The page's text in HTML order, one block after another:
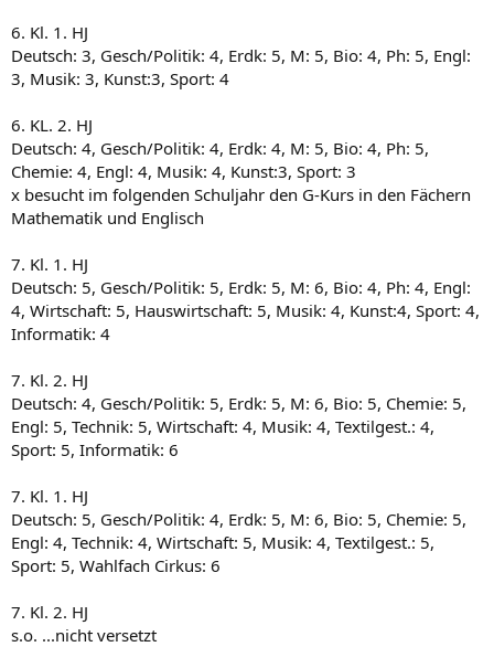
6. Kl. 1. HJ
Deutsch: 3, Gesch/Politik: 4, Erdk: 5, M: 5, Bio: 4, Ph: 5, Engl:
3, Musik: 3, Kunst:3, Sport: 4
6. KL. 2. HJ
Deutsch: 4, Gesch/Politik: 4, Erdk: 4, M: 5, Bio: 4, Ph: 5,
Chemie: 4, Engl: 4, Musik: 4, Kunst:3, Sport: 3
x besucht im folgenden Schuljahr den G-Kurs in den Fächern
Mathematik und Englisch
7. Kl. 1. HJ
Deutsch: 5, Gesch/Politik: 5, Erdk: 5, M: 6, Bio: 4, Ph: 4, Engl:
4, Wirtschaft: 5, Hauswirtschaft: 5, Musik: 4, Kunst:4, Sport: 4,
Informatik: 4
7. Kl. 2. HJ
Deutsch: 4, Gesch/Politik: 5, Erdk: 5, M: 6, Bio: 5, Chemie: 5,
Engl: 5, Technik: 5, Wirtschaft: 4, Musik: 4, Textilgest.: 4,
Sport: 5, Informatik: 6
7. Kl. 1. HJ
Deutsch: 5, Gesch/Politik: 4, Erdk: 5, M: 6, Bio: 5, Chemie: 5,
Engl: 4, Technik: 4, Wirtschaft: 5, Musik: 4, Textilgest.: 5,
Sport: 5, Wahlfach Cirkus: 6
7. Kl. 2. HJ
s.o. ...nicht versetzt